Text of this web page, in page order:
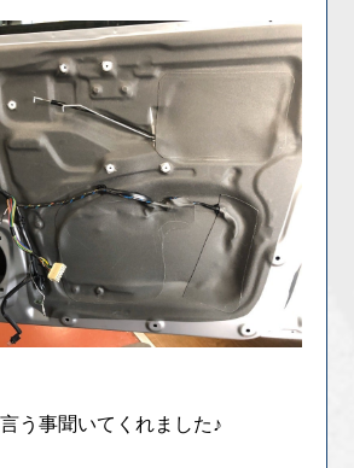
う事聞いてくれました♪